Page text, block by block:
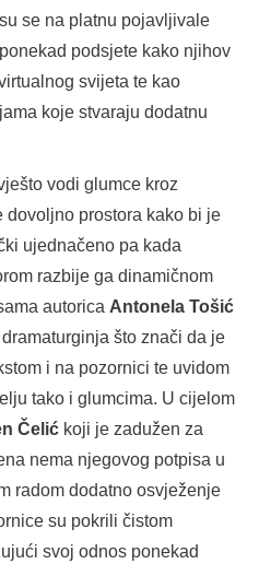
se na platnu pojavljivale
podsjete kako njihov
svijeta te kao
koje stvaraju dodatnu
vodi glumce kroz
prostora kako bi je
ujednačeno pa kada
razbije ga dinamičnom
autorica Antonela Tošić
što znači da je
i na pozornici te uvidom
tako i glumcima. U cijelom
Čelić koji je zadužen za
nema njegovog potpisa u
radom dodatno osvježenje
su pokrili čistom
svoj odnos ponekad